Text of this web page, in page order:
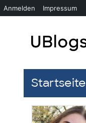
Startseite
Anmelden Impressum